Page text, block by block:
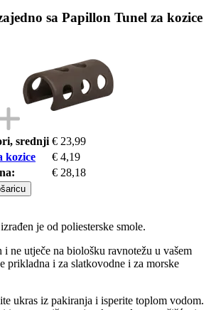
sa Papillon Tunel za kozice
srednji € 23,99
kozice
€ 4,19
€ 28,18
je od poliesterske smole.
i ne utječe na biološku ravnotežu u vašem
prikladna i za slatkovodne i za morske
ukras iz pakiranja i isperite toplom vodom.